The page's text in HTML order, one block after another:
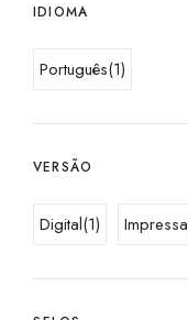
IDIOMA
Português(1)
VERSÃO
Digital(1) Impressa